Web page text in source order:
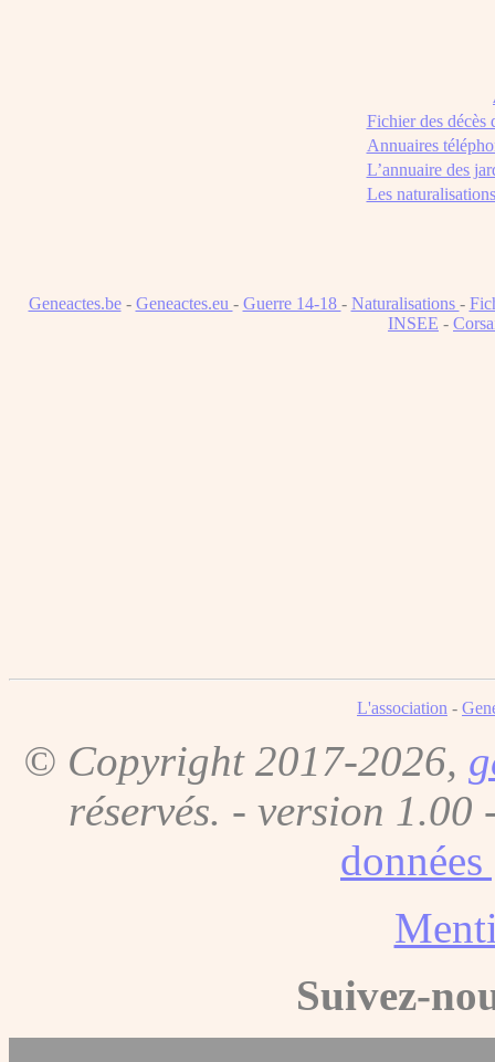
Fichier des décès
Annuaires
L’annuaire des
Les
Geneactes.be- Geneactes.eu - Guerre 14-18 - Naturalisations -
INSEE -
L'association -
© Copyright 2017-2026,
réservés. - version 1.00
Suivez-